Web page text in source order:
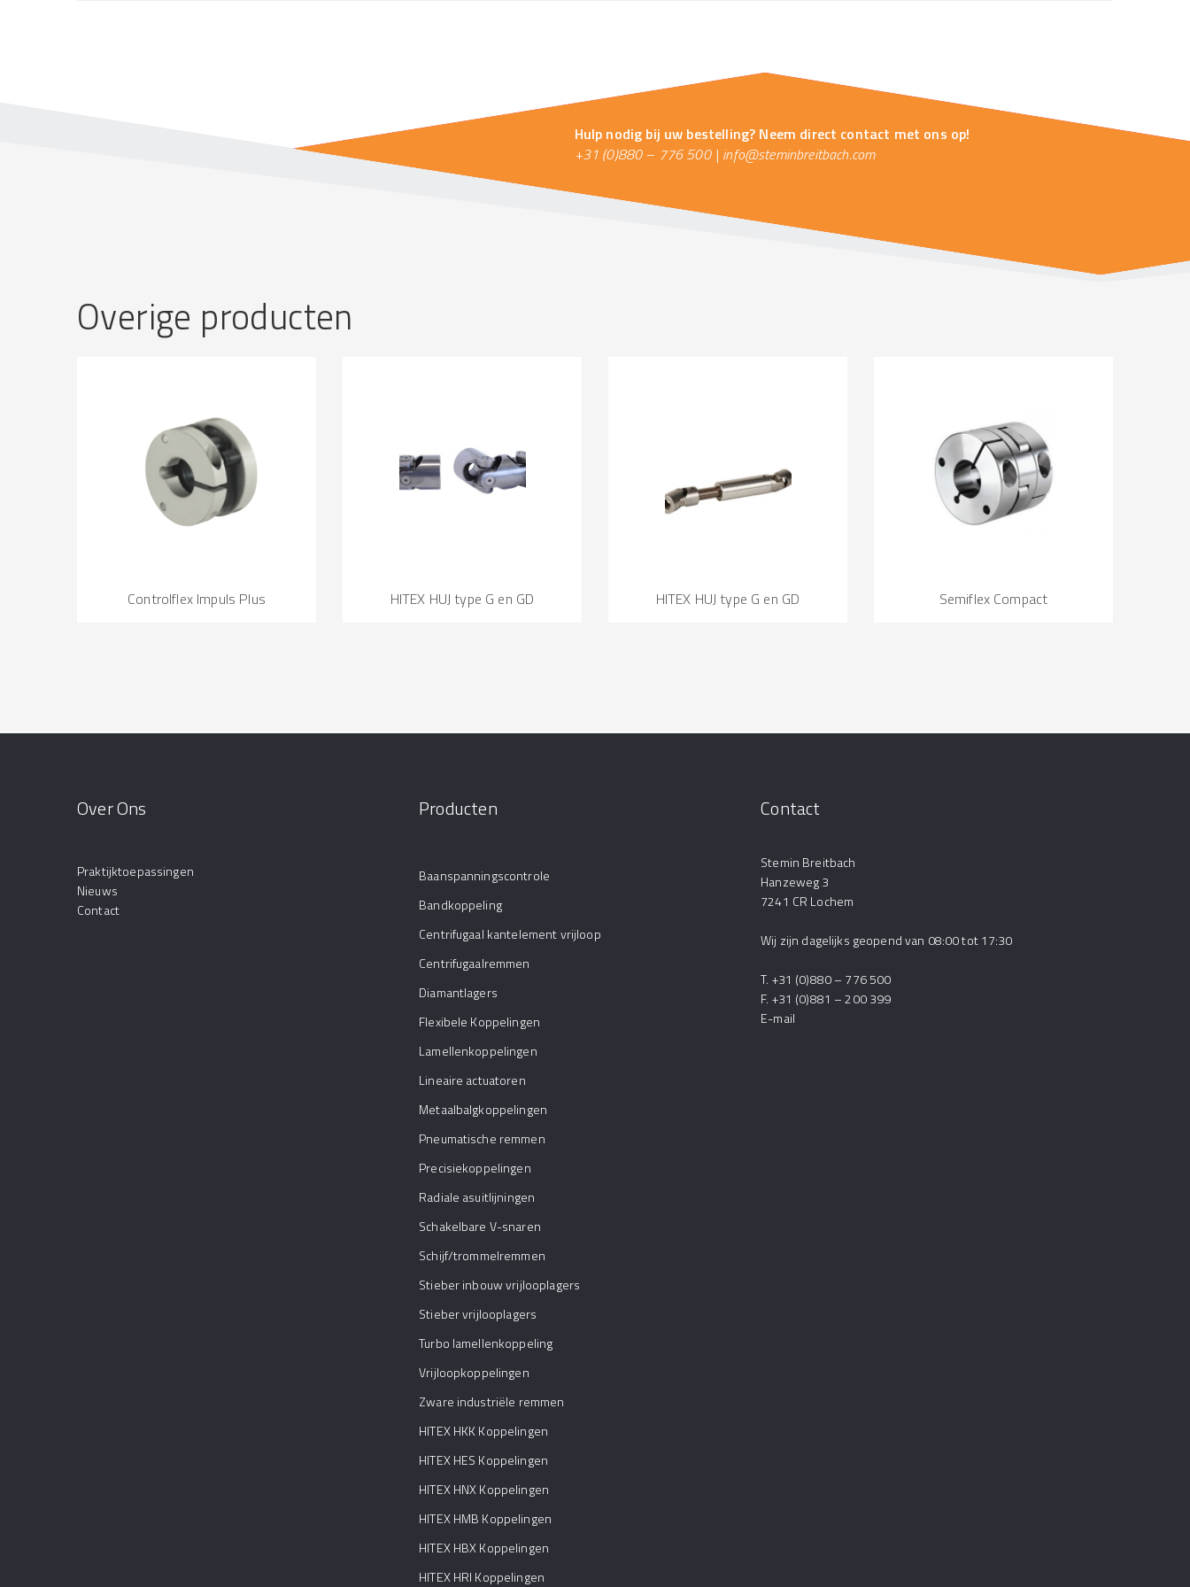
Hulp nodig bij uw bestelling? Neem direct contact met ons op!
+31 (0)880 – 776 500 | info@steminbreitbach.com
Overige producten
Controlflex Impuls Plus HITEX HUJ type G en GD HITEX HUJ type G en GD Semiflex Compact
Over Ons
Praktijktoepassingen
Nieuws
Contact
Producten
Baanspanningscontrole
Bandkoppeling
Centrifugaal kantelement vrijloop
Centrifugaalremmen
Diamantlagers
Flexibele Koppelingen
Lamellenkoppelingen
Lineaire actuatoren
Metaalbalgkoppelingen
Pneumatische remmen
Precisiekoppelingen
Radiale asuitlijningen
Schakelbare V-snaren
Schijf/trommelremmen
Stieber inbouw vrijlooplagers
Stieber vrijlooplagers
Turbo lamellenkoppeling
Vrijloopkoppelingen
Zware industriële remmen
HITEX HKK Koppelingen
HITEX HES Koppelingen
HITEX HNX Koppelingen
HITEX HMB Koppelingen
HITEX HBX Koppelingen
HITEX HRI Koppelingen
Contact
Stemin Breitbach
Hanzeweg 3
7241 CR Lochem
Wij zijn dagelijks geopend van 08:00 tot 17:30
T. +31 (0)880 – 776 500
F. +31 (0)881 – 200 399
E-mail